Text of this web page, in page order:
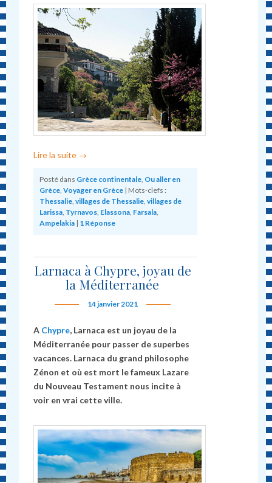
Lire la suite →
Posté dans Grèce continentale Ou aller en
Grèce ,Voyager en Grèce | Mots-clefs :
Thessalie ,villages de Thessalie ,villages de
Larissa Tyrnavos Elassona Farsala
Ampelakia | 1 Réponse
Larnaca à Chypre, joyau de
la Méditerranée
14 janvier 2021
A Chypre, Larnaca est un joyau de la
Méditerranée pour passer de superbes
vacances. Larnaca du grand philosophe
Zénon et où est mort le fameux Lazare
du Nouveau Testament nous incite à
voir en vrai cette ville.